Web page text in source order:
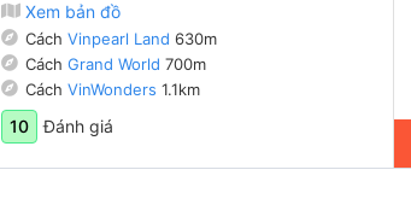
Xem bản đồ
CáchVinpearl Land 630m
CáchGrand World 700m
CáchVinWonders 1.1km
10 Đánh giá